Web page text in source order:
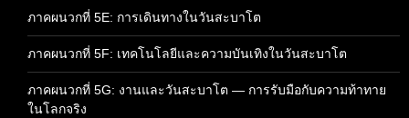
ภาคผนวกที่ 5E: การเดินทางในวันสะบาโต
ภาคผนวกที่ 5F: เทคโนโลยีและความบันเทิงในวันสะบาโต
ภาคผนวกที่ 5G: งานและวันสะบาโต — การรับมือกับความท้าทาย
ในโลกจริง